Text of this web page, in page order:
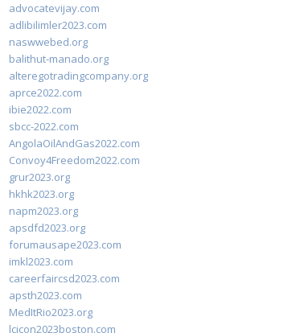
advocatevijay.com
adlibilimler2023.com
naswwebed.org
balithut-manado.org
alteregotradingcompany.org
aprce2022.com
ibie2022.com
sbcc-2022.com
AngolaOilAndGas2022.com
Convoy4Freedom2022.com
grur2023.org
hkhk2023.org
napm2023.org
apsdfd2023.org
forumausape2023.com
imkl2023.com
careerfaircsd2023.com
apsth2023.com
MedItRio2023.org
lcicon2023boston.com